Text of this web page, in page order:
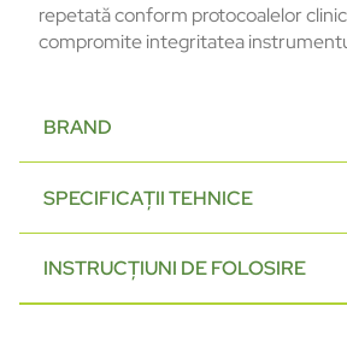
repetată conform protocoalelor
compromite integritatea
BRAND
SPECIFICAȚII TEHNICE
INSTRUCȚIUNI DE FOLOSIRE